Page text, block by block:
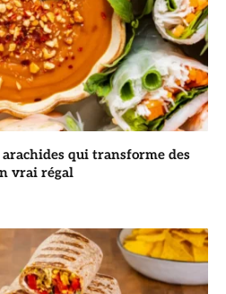
qui transforme des
vrai régal